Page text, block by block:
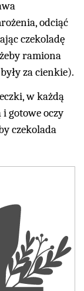
odciąć
czekoladę
ramiona
za cienkie).
w każdą
gotowe oczy
czekolada